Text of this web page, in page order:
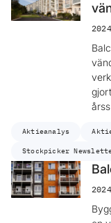
Aktieanalys
Stockpicker